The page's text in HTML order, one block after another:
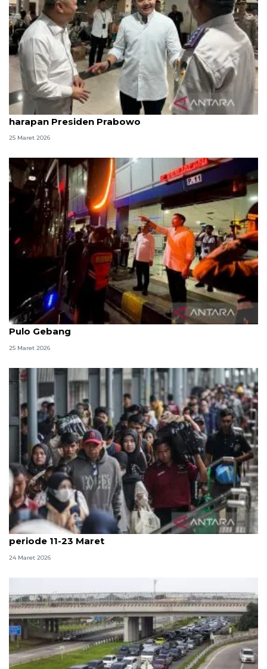
Seskab Teddy sebut angkutan Lebaran sesuai
harapan Presiden Prabowo
25 Maret 2026
Menhub dan Seskab pantau arus balik di Terminal
Pulo Gebang
25 Maret 2026
KAI angkut 2,82 juta pelanggan KA jarak jauh-lokal
periode 11-23 Maret
24 Maret 2026